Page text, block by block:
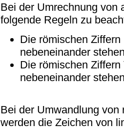
Bei der Umrechnung von
folgende Regeln zu
Die römischen
nebeneinander
Die römischen
nebeneinander
Bei der Umwandlung von
werden die Zeichen von